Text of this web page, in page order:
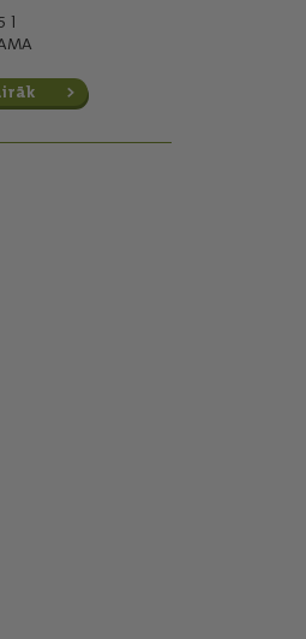
5 l